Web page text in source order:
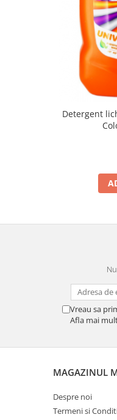
Detergent
Vreau sa
Afla mai
MAGAZINUL
Despre noi
Termeni si